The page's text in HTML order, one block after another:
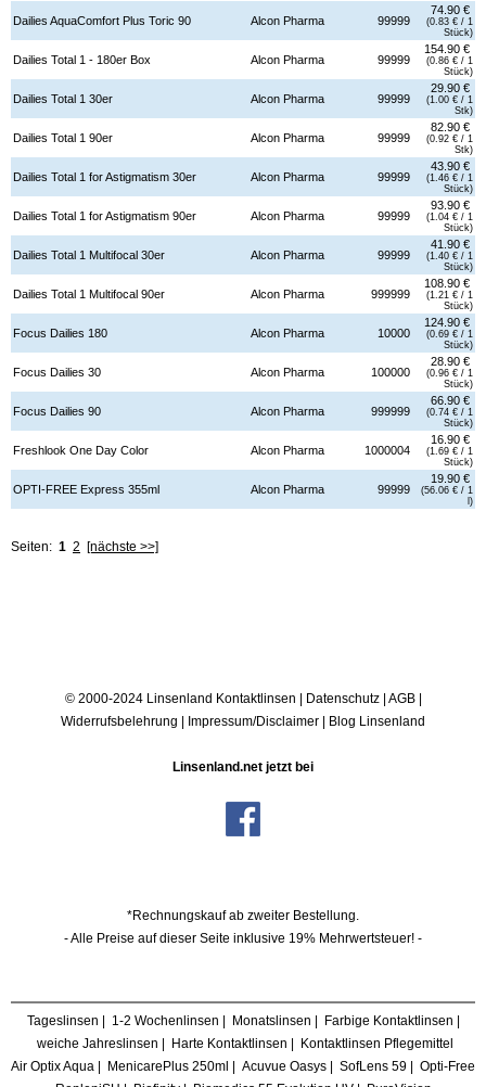
Dailies AquaComfort Plus Toric 90 Alcon Pharma 99999
74.90 €
(0.83 € / 1
Stück)
Dailies Total 1 - 180er Box Alcon Pharma 99999
154.90 €
(0.86 € / 1
Stück)
Dailies Total 1 30er Alcon Pharma 99999
29.90 €
(1.00 € / 1
Stk)
Dailies Total 1 90er Alcon Pharma 99999
82.90 €
(0.92 € / 1
Stk)
Dailies Total 1 for Astigmatism 30er Alcon Pharma 99999
43.90 €
(1.46 € / 1
Stück)
Dailies Total 1 for Astigmatism 90er Alcon Pharma 99999
93.90 €
(1.04 € / 1
Stück)
Dailies Total 1 Multifocal 30er Alcon Pharma 99999
41.90 €
(1.40 € / 1
Stück)
Dailies Total 1 Multifocal 90er Alcon Pharma 999999
108.90 €
(1.21 € / 1
Stück)
Focus Dailies 180 Alcon Pharma 10000
124.90 €
(0.69 € / 1
Stück)
Focus Dailies 30 Alcon Pharma 100000
28.90 €
(0.96 € / 1
Stück)
Focus Dailies 90 Alcon Pharma 999999
66.90 €
(0.74 € / 1
Stück)
Freshlook One Day Color Alcon Pharma 1000004
16.90 €
(1.69 € / 1
Stück)
OPTI-FREE Express 355ml Alcon Pharma 99999
19.90 €
(56.06 € / 1
l)
Seiten: 1 2 [nächste >>]
© 2000-2024 Linsenland Kontaktlinsen | Datenschutz| AGB|
Widerrufsbelehrung | Impressum/Disclaimer | Blog Linsenland
Linsenland.net jetzt bei
*Rechnungskauf ab zweiter Bestellung.
- Alle Preise auf dieser Seite inklusive 19% Mehrwertsteuer! -
Tageslinsen 1-2 Wochenlinsen Monatslinsen Farbige Kontaktlinsen
weiche Jahreslinsen
Harte Kontaktlinsen
Kontaktlinsen Pflegemittel
Air Optix Aqua
MenicarePlus 250ml Acuvue Oasys SofLens 59
Opti-Free